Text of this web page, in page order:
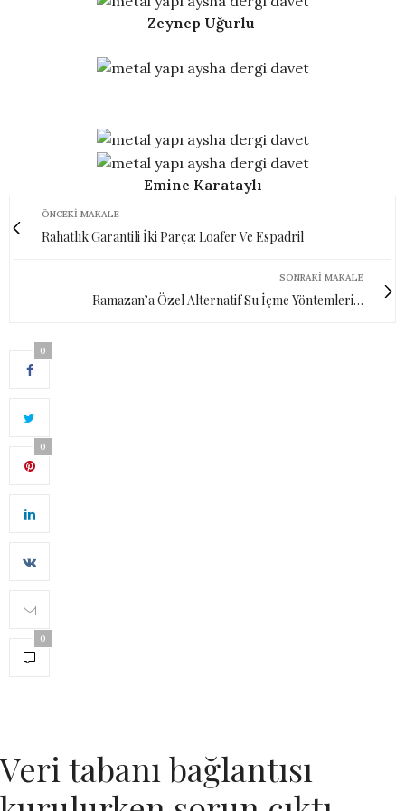
Zeynep Uğurlu
Emine Karataylı
ÖNCEKI MAKALE
Rahatlık Garantili İki Parça: Loafer Ve Espadril
SONRAKI MAKALE
Ramazan’a Özel Alternatif Su İçme Yöntemleri…
0
0
0
Veri tabanı bağlantısı